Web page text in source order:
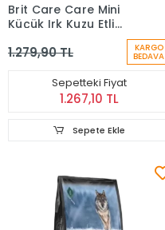
Brit Care Care Mini
Küçük Irk Kuzu Etli
Tahılsız Yetişkin Köpek
Maması 2 Kg
1.279,90 TL KARGO
BEDAVA
Sepetteki Fiyat
1.267,10 TL
Sepete Ekle